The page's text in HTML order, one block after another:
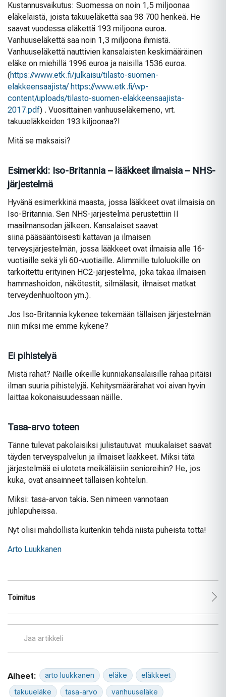
Kustannusvaikutus: Suomessa on noin 1,5 miljoonaa
eläkeläistä, joista takuueläkettä saa 98 700 henkeä. He
saavat vuodessa eläkettä 193 miljoona euroa.
Vanhuuseläkettä saa noin 1,3 miljoona ihmistä.
Vanhuuseläkettä nauttivien kansalaisten keskimääräinen
eläke on miehillä 1996 euroa ja naisilla 1536 euroa.
(https://www.etk.fi/julkaisu/tilasto-suomen-
elakkeensaajista/ https://www.etk.fi/wp-
content/uploads/tilasto-suomen-elakkeensaajista-
2017.pdf) . Vuosittainen vanhuuseläkemeno, vrt.
takuueläkkeiden 193 kiljoonaa?!
Mitä se maksaisi?
Esimerkki: Iso-Britannia – lääkkeet ilmaisia – NHS-
järjestelmä
Hyvänä esimerkkinä maasta, jossa lääkkeet ovat ilmaisia on
Iso-Britannia. Sen NHS-järjestelmä perustettiin II
maailmansodan jälkeen. Kansalaiset saavat
siinä pääsääntöisesti kattavan ja ilmaisen
terveysjärjestelmän, jossa lääkkeet ovat ilmaisia alle 16-
vuotiaille sekä yli 60-vuotiaille. Alimmille tuloluokille on
tarkoitettu erityinen HC2-järjestelmä, joka takaa ilmaisen
hammashoidon, näkötestit, silmälasit, ilmaiset matkat
terveydenhuoltoon ym.).
Jos Iso-Britannia kykenee tekemään tällaisen järjestelmän
niin miksi me emme kykene?
Ei pihistelyä
Mistä rahat? Näille oikeille kunniakansalaisille rahaa pitäisi
ilman suuria pihistelyjä. Kehitysmäärärahat voi aivan hyvin
laittaa kokonaisuudessaan näille.
Tasa-arvo toteen
Tänne tulevat pakolaisiksi julistautuvat muukalaiset saavat
täyden terveyspalvelun ja ilmaiset lääkkeet. Miksi tätä
järjestelmää ei uloteta meikäläisiin senioreihin? He, jos
kuka, ovat ansainneet tällaisen kohtelun.
Miksi: tasa-arvon takia. Sen nimeen vannotaan
juhlapuheissa.
Nyt olisi mahdollista kuitenkin tehdä niistä puheista totta!
Arto Luukkanen
Toimitus
Jaa artikkeli
Aiheet: arto luukkanen eläke
eläkkeet
takuueläke
tasa-arvo vanhuuseläke